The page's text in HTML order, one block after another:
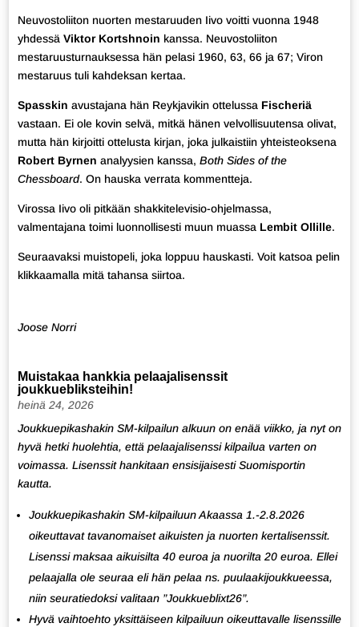
Neuvostoliiton nuorten mestaruuden Iivo voitti vuonna 1948
yhdessä Viktor Kortshnoin kanssa. Neuvostoliiton
mestaruusturnauksessa hän pelasi 1960, 63, 66 ja 67; Viron
mestaruus tuli kahdeksan kertaa.
Spasskin avustajana hän Reykjavikin ottelussa Fischeriä
vastaan. Ei ole kovin selvä, mitkä hänen velvollisuutensa olivat,
mutta hän kirjoitti ottelusta kirjan, joka julkaistiin yhteisteoksena
Robert Byrnen analyysien kanssa, Both Sides of the
Chessboard. On hauska verrata kommentteja.
Virossa Iivo oli pitkään shakkitelevisio-ohjelmassa,
valmentajana toimi luonnollisesti muun muassa Lembit Ollille.
Seuraavaksi muistopeli, joka loppuu hauskasti. Voit katsoa pelin
klikkaamalla mitä tahansa siirtoa.
Joose Norri
Muistakaa hankkia pelaajalisenssit
joukkuebliksteihin!
heinä 24, 2026
Joukkuepikashakin SM-kilpailun alkuun on enää viikko, ja nyt on
hyvä hetki huolehtia, että pelaajalisenssi kilpailua varten on
voimassa. Lisenssit hankitaan ensisijaisestiSuomisportin
kautta.
Joukkuepikashakin SM-kilpailuun Akaassa 1.-2.8.2026
oikeuttavat tavanomaiset aikuisten ja nuorten kertalisenssit.
Lisenssi maksaa aikuisilta 40 euroa ja nuorilta 20 euroa. Ellei
pelaajalla ole seuraa eli hän pelaa ns. puulaakijoukkueessa,
niin seuratiedoksi valitaan ”Joukkueblixt26”.
Hyvä vaihtoehto yksittäiseen kilpailuun oikeuttavalle lisenssille